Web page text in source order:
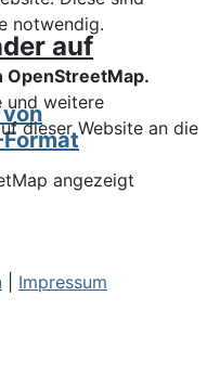
auf
notwendig.
OpenStreetMap.
und weitere
dieser Website an die
angezeigt
Impressum